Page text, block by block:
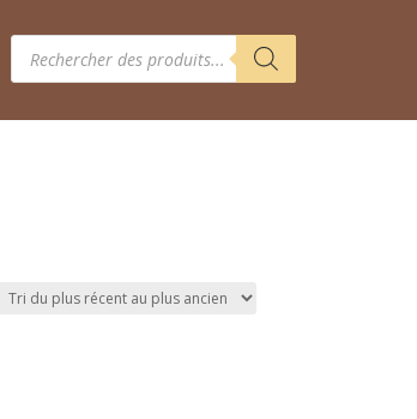
Recherche
produits